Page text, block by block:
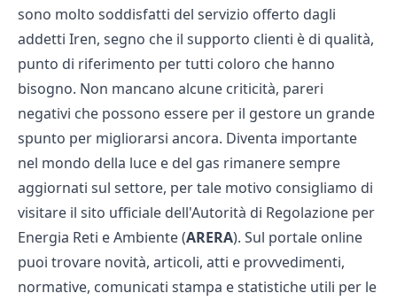
sono molto soddisfatti del servizio offerto dagli
addetti Iren, segno che il supporto clienti è di qualità,
punto di riferimento per tutti coloro che hanno
bisogno. Non mancano alcune criticità, pareri
negativi che possono essere per il gestore un grande
spunto per migliorarsi ancora. Diventa importante
nel mondo della luce e del gas rimanere sempre
aggiornati sul settore, per tale motivo consigliamo di
visitare il sito ufficiale dell'Autorità di Regolazione per
Energia Reti e Ambiente (ARERA). Sul portale online
puoi trovare novità, articoli, atti e provvedimenti,
normative, comunicati stampa e statistiche utili per le